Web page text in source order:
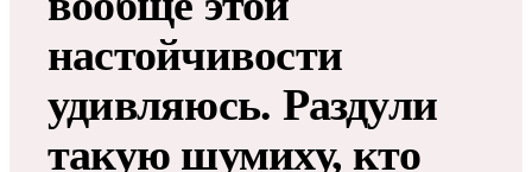
настойчивости
удивляюсь. Раздули
такую шумиху, кто